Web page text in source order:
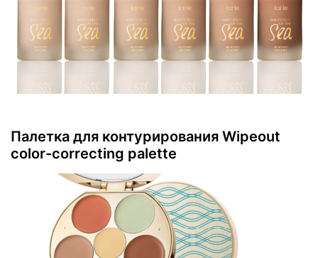
Палетка для контурирования Wipeout
color-correcting palette